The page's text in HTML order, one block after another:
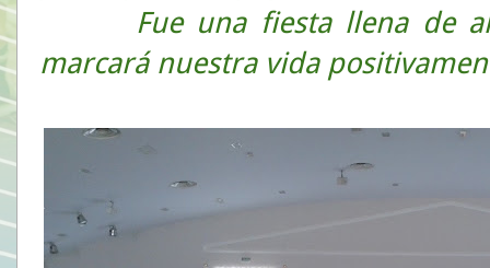
Fue una fiesta llena de
marcará nuestra vida